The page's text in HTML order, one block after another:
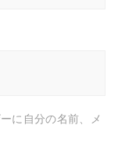
に自分の名前、メ